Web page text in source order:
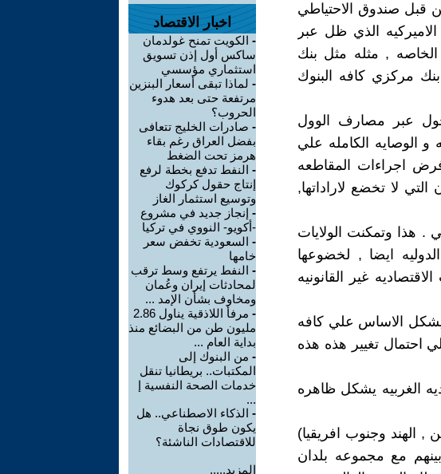
قبل صندوق الاحتياطي
الاميركيه الذي ظل عبر
, مثله مثل بنك
مركزي كافه البنوك
عبر مصارف الوول
و الوصايه الكامله علي
اجراءات المقاطعه
لا تخضع لاراداتها,
. هذا وتمكنت الولايات
ايضا , لخضوعها
غير القانونيه
يشكل الاساس علي كافه
احتمال تغيير هذه هذه
الغربيه يشكل ظاهره
الهند وجنوب افريقيا)
مع مجموعه بلدان
اخبار الاقتصاد
- الكويت تمنح غولدمان
ساكس أول إذن تسويق
استثماري مؤسسي
- لماذا تبقى أسعار البنزين
مرتفعة حتى بعد هدوء
الحروب؟
- صادرات الخليج تتعافى
بفضل العراق رغم بقاء
هرمز تحت الضغط
- النفط تدفع بخطة لرفع
إنتاج حقول كركوك
وتوسيع استثمار الغاز
- إنجاز جديد في مشروع
-أكويو- النووي في تركيا
- السعودية تخفض سعر
خامها
- النفط يرتفع وسط ترقب
لمحادثات إيران وعُمان
ومخاوف بشأن الإمد ...
-
مرفأ اللاذقية يناول 2.86
مليون طن من البضائع منذ
بداية العام ...
- من البنوك إلى
المكتبات.. بريطانيا تنقل
خدمات الصحة النفسية إ
...
- الذكاء الاصطناعي.. هل
يكون طوق نجاة
للاقتصادات الناشئة؟
المزيد.....